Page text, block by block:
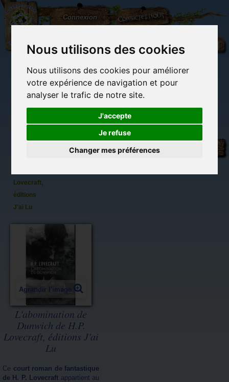
Nous utilisons des cookies
Nous utilisons des cookies pour améliorer
votre expérience de navigation et pour
analyser le trafic de notre site.
J'accepte
Je refuse
Changer mes préférences
L'Arbre
aux
100.000
Connexion Contactez-nous
(vide)
Librairie des
Carterie
originale
Activités
détente et jeux
Objets déco et
Lovecraft,
éditions
J'ai Lu
Agrandir l'image
L'abomination de
Dunwich de H.P.
Lovecraft, éditions J'ai
Lu
Ce court roman de fantastique
de H. P. Lovecraft appartient au